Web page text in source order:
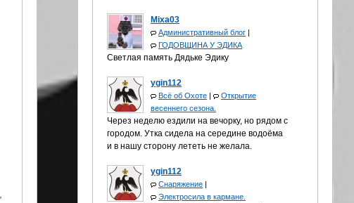
Mixa03
Административный блог |
ГОДОВЩИНА У ЭДИКА
Светлая память Дядьке Эдику
ygin112
Всё об Охоте |
Открытие
весеннего сезона.
Через неделю ездили на вечорку, но рядом с
городом. Утка сидела на середине водоёма
и в нашу сторону лететь не желала.
ygin112
Снаряжение |
Электросила в кармане.